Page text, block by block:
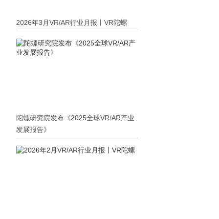
2026年3月VR/AR行业月报丨VR陀螺
陀螺研究院发布《2025全球VR/AR产业
发展报告》